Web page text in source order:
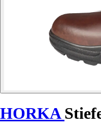
HORKA